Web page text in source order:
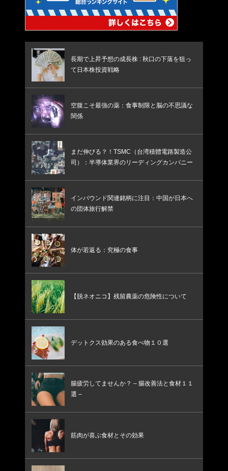
長期で上昇予想の成長株 : 秋口の下落を狙っ
て日本株投資戦略
空腹こそ最強の薬：食事制限と脳の不思議な
関係
まだ伸びる？！TSMC（台湾積體電路製造公
司）：半導体業界のリーディングカンパニー
インバウンド関連銘柄に注目：中国が日本へ
の団体旅行解禁
体が若返る：究極の食事
【脱ネオニコ】残留農薬の危険性について
デットクス効果のある食べ物１０選
腸疲労してませんか？ – 腸改善法と食材１１
選 –
筋肉が喜ぶ食材とその効果